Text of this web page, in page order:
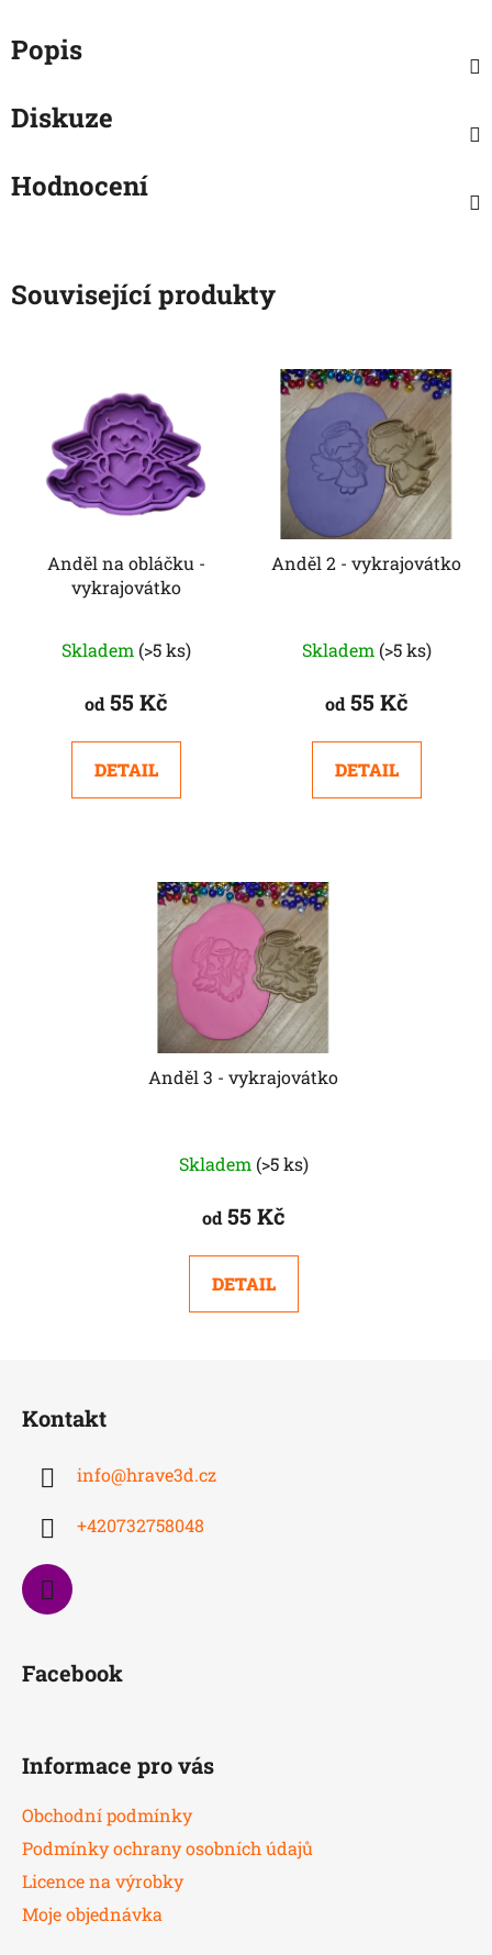
Popis
Diskuze
Hodnocení
Související produkty
Anděl na obláčku -
vykrajovátko
Skladem (>5 ks)
od55 Kč
DETAIL
Anděl 2 - vykrajovátko
Skladem (>5 ks)
od55 Kč
DETAIL
Anděl 3 - vykrajovátko
Skladem (>5 ks)
od55 Kč
DETAIL
Kontakt
info@hrave3d.cz
+420732758048
Facebook
Informace pro vás
Obchodní podmínky
Podmínky ochrany osobních údajů
Licence na výrobky
Moje objednávka